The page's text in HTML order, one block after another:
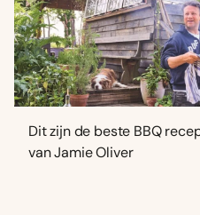
Dit zijn de beste BBQ
van Jamie Oliver